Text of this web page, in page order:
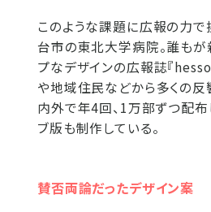
このような課題に広報の力で
台市の東北大学病院。誰もが
プなデザインの広報誌『hesso
や地域住民などから多くの反
内外で年4回、1万部ずつ配布
ブ版も制作している。
賛否両論だったデザイン案